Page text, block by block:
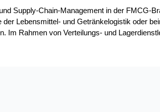
Supply-Chain-Management in der FMCG-
der Lebensmittel- und Getränkelogistik oder
Im Rahmen von Verteilungs- und